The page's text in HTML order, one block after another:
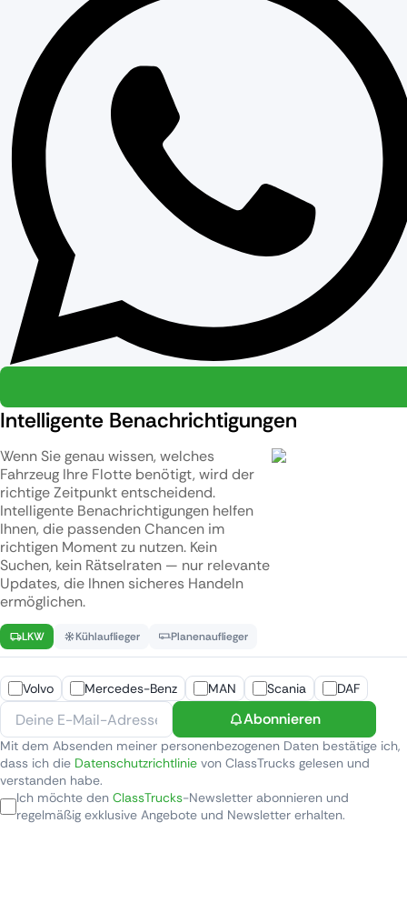
Intelligente Benachrichtigungen
Wenn Sie genau wissen, welches
Fahrzeug Ihre Flotte benötigt, wird der
richtige Zeitpunkt entscheidend.
Intelligente Benachrichtigungen helfen
Ihnen, die passenden Chancen im
richtigen Moment zu nutzen. Kein
Suchen, kein Rätselraten — nur relevante
Updates, die Ihnen sicheres Handeln
ermöglichen.
LKW Kühlauflieger Planenauflieger
Volvo Mercedes-Benz MAN Scania DAF
Abonnieren
Mit dem Absenden meiner personenbezogenen Daten bestätige ich,
dass ich die Datenschutzrichtlinie von ClassTrucks gelesen und
verstanden habe.
Ich möchte den ClassTrucks-Newsletter abonnieren und
regelmäßig exklusive Angebote und Newsletter erhalten.